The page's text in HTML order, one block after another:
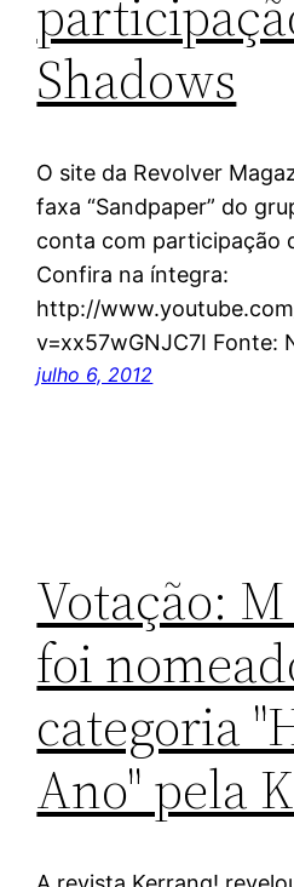
Shadows
O site da Revolver
faxa “Sandpaper” do
conta com participação
Confira na íntegra:
http://
v=xx57wGNJC7I Fonte:
julho 6, 2012
Votação:
foi
categoria
Ano" pela